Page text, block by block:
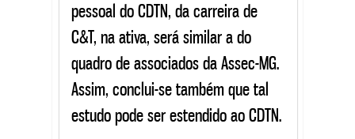
pessoal do CDTN, da carreira de
C&T, na ativa, será similar a do
quadro de associados da Assec-MG.
Assim, conclui-se também que tal
estudo pode ser estendido ao CDTN.